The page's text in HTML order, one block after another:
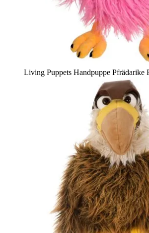
Living Puppets Handpuppe Pfrädarike